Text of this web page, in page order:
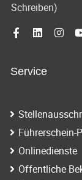
Schreiben)
Service
Onlinedienste
Öffentliche